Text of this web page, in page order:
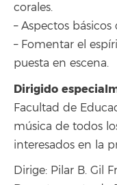
corales.
– Aspectos
– Fomentar el
puesta en escena.
Dirigido
Facultad de
música de todos
interesados en la
Dirige: Pilar B. Gil